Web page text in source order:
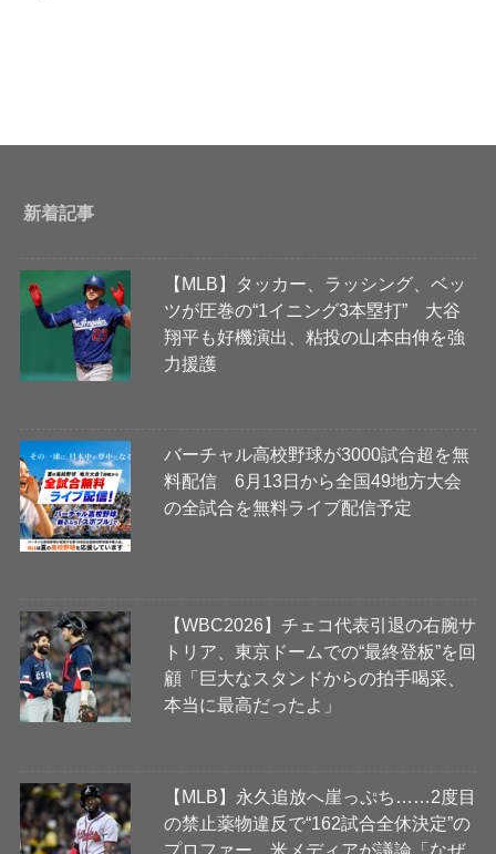
新着記事
【MLB】タッカー、ラッシング、ベッ
ツが圧巻の“1イニング3本塁打” 大谷
翔平も好機演出、粘投の山本由伸を強
力援護
バーチャル高校野球が3000試合超を無
料配信 6月13日から全国49地方大会
の全試合を無料ライブ配信予定
【WBC2026】チェコ代表引退の右腕サ
トリア、東京ドームでの“最終登板”を回
顧「巨大なスタンドからの拍手喝采、
本当に最高だったよ」
【MLB】永久追放へ崖っぷち……2度目
の禁止薬物違反で“162試合全休決定”の
プロファー 米メディアが議論「なぜ